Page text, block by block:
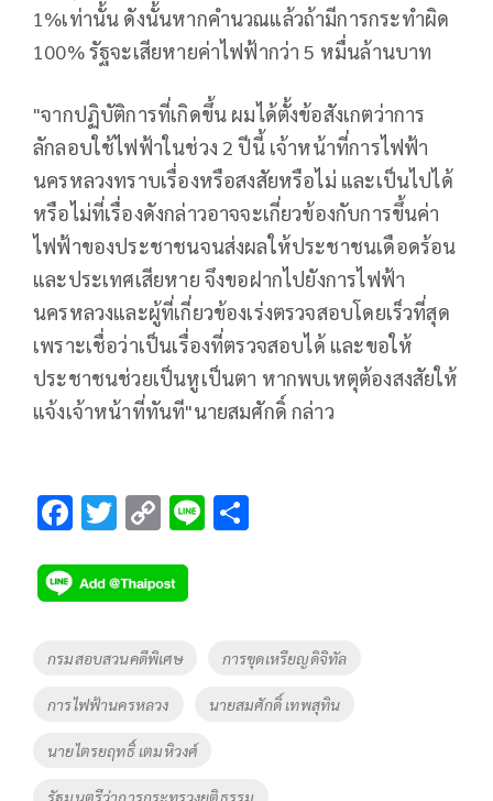
1%เท่านั้น ดังนั้นหากคำนวณแล้วถ้ามีการกระทำผิด
100% รัฐจะเสียหายค่าไฟฟ้ากว่า 5 หมื่นล้านบาท
"จากปฏิบัติการที่เกิดขึ้น ผมได้ตั้งข้อสังเกตว่าการ
ลักลอบใช้ไฟฟ้าในช่วง 2 ปีนี้ เจ้าหน้าที่การไฟฟ้า
นครหลวงทราบเรื่องหรือสงสัยหรือไม่ และเป็นไปได้
หรือไม่ที่เรื่องดังกล่าวอาจจะเกี่ยวข้องกับการขึ้นค่า
ไฟฟ้าของประชาชนจนส่งผลให้ประชาชนเดือดร้อน
และประเทศเสียหาย จึงขอฝากไปยังการไฟฟ้า
นครหลวงและผู้ที่เกี่ยวข้องเร่งตรวจสอบโดยเร็วที่สุด
เพราะเชื่อว่าเป็นเรื่องที่ตรวจสอบได้ และขอให้
ประชาชนช่วยเป็นหูเป็นตา หากพบเหตุต้องสงสัยให้
แจ้งเจ้าหน้าที่ทันที"นายสมศักดิ์ กล่าว
F
e
b
o
o
k
T
tt
er
C
p
y
Li
k
Li
Tags
กรมสอบสวนคดีพิเศษ การขุดเหรียญดิจิทัล
การไฟฟ้านครหลวง นายสมศักดิ์ เทพสุทิน
นายไตรยฤทธิ์ เตมหิวงศ์
รัฐมนตรีว่าการกระทรวงยุติธรรม